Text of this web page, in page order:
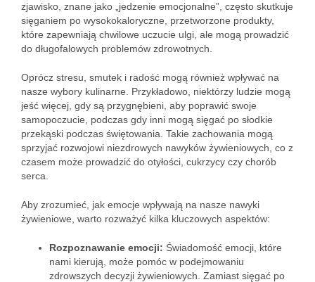
zjawisko, znane jako „jedzenie emocjonalne”, często skutkuje
sięganiem po wysokokaloryczne, przetworzone produkty,
które zapewniają chwilowe uczucie ulgi, ale mogą prowadzić
do długofalowych problemów zdrowotnych.
Oprócz stresu, smutek i radość mogą również wpływać na
nasze wybory kulinarne. Przykładowo, niektórzy ludzie mogą
jeść więcej, gdy są przygnębieni, aby poprawić swoje
samopoczucie, podczas gdy inni mogą sięgać po słodkie
przekąski podczas świętowania. Takie zachowania mogą
sprzyjać rozwojowi niezdrowych nawyków żywieniowych, co z
czasem może prowadzić do otyłości, cukrzycy czy chorób
serca.
Aby zrozumieć, jak emocje wpływają na nasze nawyki
żywieniowe, warto rozważyć kilka kluczowych aspektów:
Rozpoznawanie emocji: Świadomość emocji, które
nami kierują, może pomóc w podejmowaniu
zdrowszych decyzji żywieniowych. Zamiast sięgać po